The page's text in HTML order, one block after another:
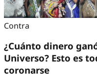
Contra
¿Cuánto dinero
Universo? Esto es
coronarse